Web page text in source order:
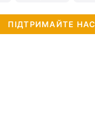
ПІДТРИМАЙТЕ НАС